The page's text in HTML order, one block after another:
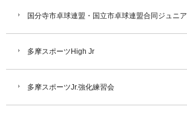
国分寺市卓球連盟・国立市卓球連盟合同ジュニ
多摩スポーツHigh Jr
多摩スポーツJr.強化練習会